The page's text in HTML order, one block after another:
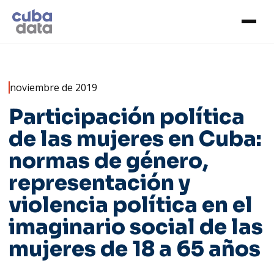
noviembre de 2019
Participación política
de las mujeres en Cuba:
normas de género,
representación y
violencia política en el
imaginario social de las
mujeres de 18 a 65 años